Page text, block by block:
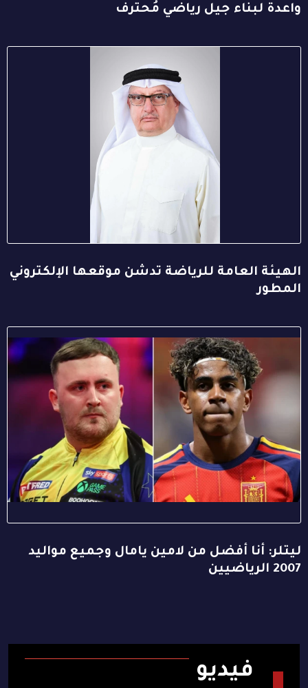
واعدة لبناء جيل رياضي مُحترف
الهيئة العامة للرياضة تدشن موقعها الإلكتروني
المطور
ليتلر: أنا أفضل من لامين يامال وجميع مواليد
2007 الرياضيين
فيديو